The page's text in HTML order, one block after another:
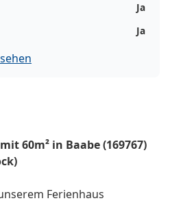
Ja
Ja
60m² in Baabe (169767)
Ferienhaus